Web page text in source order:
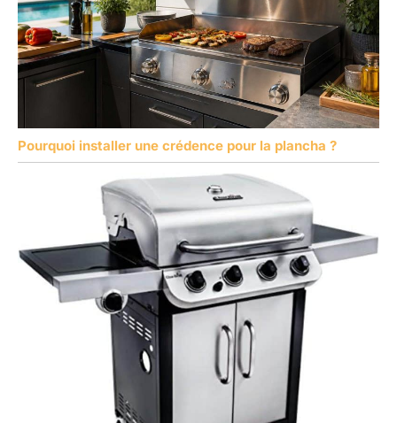
Pourquoi installer une crédence pour la plancha ?